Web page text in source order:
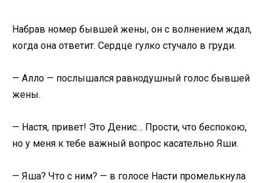
Набрав номер бывшей жены, он с волнением ждал,
когда она ответит. Сердце гулко стучало в груди.
— Алло — послышался равнодушный голос бывшей
жены.
— Настя, привет! Это Денис… Прости, что беспокою,
но у меня к тебе важный вопрос касательно Яши.
— Яша? Что с ним? — в голосе Насти промелькнула